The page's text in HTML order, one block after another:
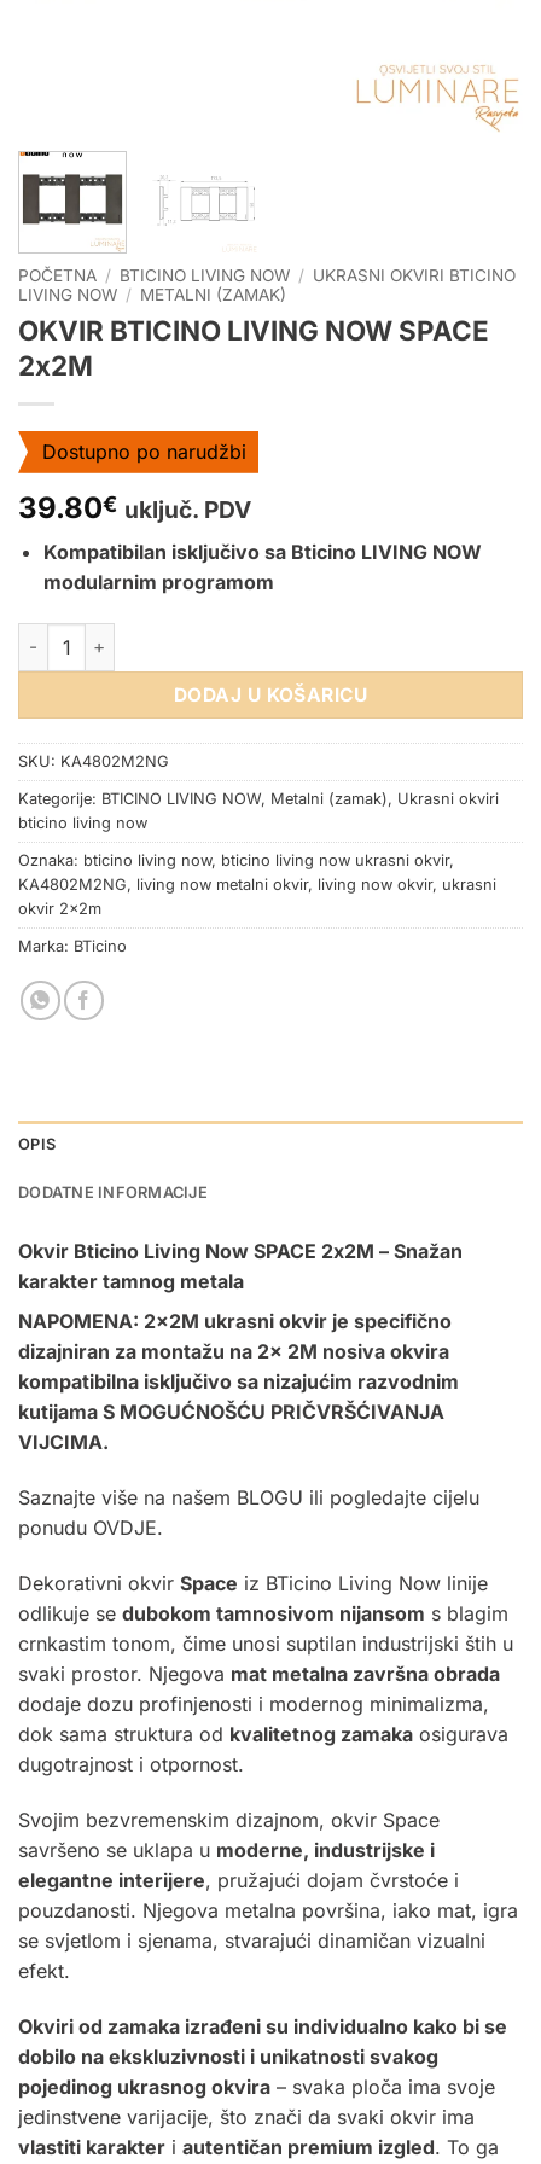
POČETNA / BTICINO LIVING NOW / UKRASNI OKVIRI BTICINO
LIVING NOW / METALNI (ZAMAK)
OKVIR BTICINO LIVING NOW SPACE
2x2M
Dostupno po narudžbi
39.80€ uključ. PDV
Kompatibilan isključivo sa Bticino LIVING NOW
modularnim programom
OKVIR BTICINO LIVING NOW SPACE 2x2M količina
DODAJ U KOŠARICU
SKU: KA4802M2NG
Kategorije: BTICINO LIVING NOW, Metalni (zamak), Ukrasni okviri
bticino living now
Oznaka: bticino living now, bticino living now ukrasni okvir,
KA4802M2NG, living now metalni okvir, living now okvir, ukrasni
okvir 2x2m
Marka: BTicino
OPIS
DODATNE INFORMACIJE
Okvir Bticino Living Now SPACE 2x2M – Snažan
karakter tamnog metala
NAPOMENA: 2x2M ukrasni okvir je specifično
dizajniran za montažu na 2x 2M nosiva okvira
kompatibilna isključivo sa nizajućim razvodnim
kutijama S MOGUĆNOŠĆU PRIČVRŠĆIVANJA
VIJCIMA.
Saznajte više na našem BLOGU ili pogledajte cijelu
ponudu OVDJE.
Dekorativni okvir Space iz BTicino Living Now linije
odlikuje se dubokom tamnosivom nijansom s blagim
crnkastim tonom, čime unosi suptilan industrijski štih u
svaki prostor. Njegova mat metalna završna obrada
dodaje dozu profinjenosti i modernog minimalizma,
dok sama struktura od kvalitetnog zamaka osigurava
dugotrajnost i otpornost.
Svojim bezvremenskim dizajnom, okvir Space
savršeno se uklapa u moderne, industrijske i
elegantne interijere, pružajući dojam čvrstoće i
pouzdanosti. Njegova metalna površina, iako mat, igra
se svjetlom i sjenama, stvarajući dinamičan vizualni
efekt.
Okviri od zamaka izrađeni su individualno kako bi se
dobilo na ekskluzivnosti i unikatnosti svakog
pojedinog ukrasnog okvira – svaka ploča ima svoje
jedinstvene varijacije, što znači da svaki okvir ima
vlastiti karakter i autentičan premium izgled. To ga